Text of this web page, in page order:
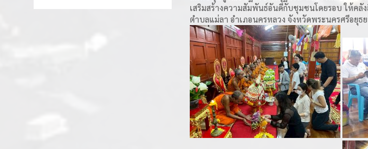
เสริมสร้างความสัมพันธ์อันดีกับชุมชนโดยรอบ ให้คลั
ตำบลแม่ลา อำเภอนครหลวง จังหวัดพระนครศรีอยุธ